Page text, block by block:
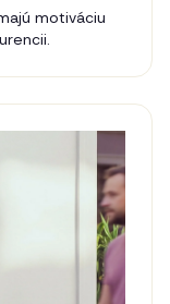
motiváciu